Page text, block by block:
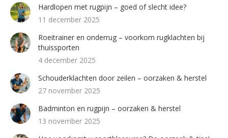
Hardlopen met rugpijn – goed of slecht idee?
11 december 2025
Roeitrainer en onderrug – voorkom rugklachten bij
thuissporten
4 december 2025
Schouderklachten door zeilen – oorzaken & herstel
27 november 2025
Badminton en rugpijn – oorzaken & herstel
13 november 2025